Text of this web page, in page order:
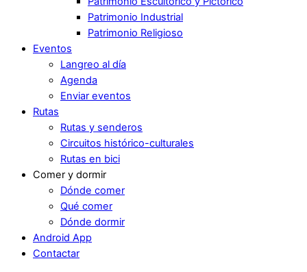
Patrimonio Industrial
Patrimonio Religioso
Eventos
Langreo al día
Agenda
Enviar eventos
Rutas
Rutas y senderos
Circuitos histórico-culturales
Rutas en bici
Comer y dormir
Dónde comer
Qué comer
Dónde dormir
Android App
Contactar